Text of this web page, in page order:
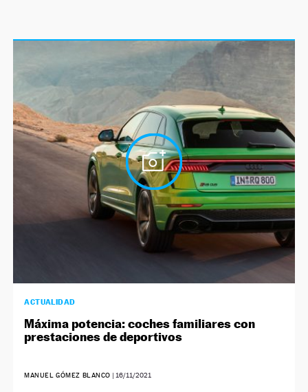
ACTUALIDAD
Máxima potencia: coches familiares con
prestaciones de deportivos
MANUEL GÓMEZ BLANCO | 16/11/2021